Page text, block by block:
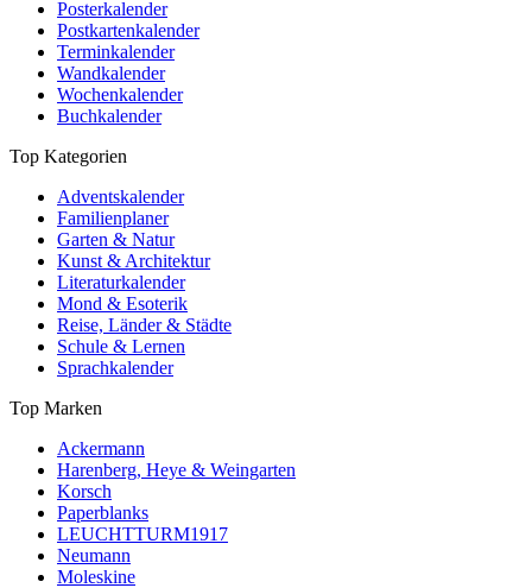
Posterkalender
Postkartenkalender
Terminkalender
Wandkalender
Wochenkalender
Buchkalender
Top Kategorien
Adventskalender
Familienplaner
Garten & Natur
Kunst & Architektur
Literaturkalender
Mond & Esoterik
Reise, Länder & Städte
Schule & Lernen
Sprachkalender
Top Marken
Ackermann
Harenberg, Heye & Weingarten
Korsch
Paperblanks
LEUCHTTURM1917
Neumann
Moleskine